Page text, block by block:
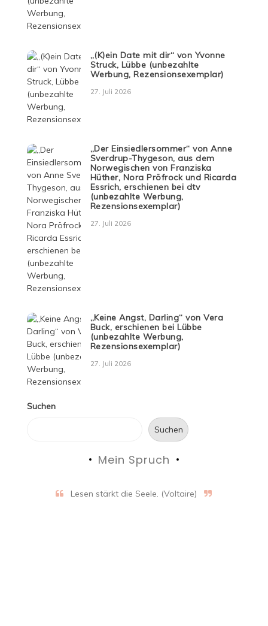
„(K)ein Date mit dir“ von Yvonne
Struck, Lübbe (unbezahlte
Werbung, Rezensionsexemplar)
27. Juli 2026
„Der Einsiedlersommer“ von Anne
Sverdrup-Thygeson, aus dem
Norwegischen von Franziska
Hüther, Nora Pröfrock und Ricarda
Essrich, erschienen bei dtv
(unbezahlte Werbung,
Rezensionsexemplar)
27. Juli 2026
„Keine Angst, Darling“ von Vera
Buck, erschienen bei Lübbe
(unbezahlte Werbung,
Rezensionsexemplar)
27. Juli 2026
Suchen
Suchen
Mein Spruch
Lesen stärkt die Seele. (Voltaire)